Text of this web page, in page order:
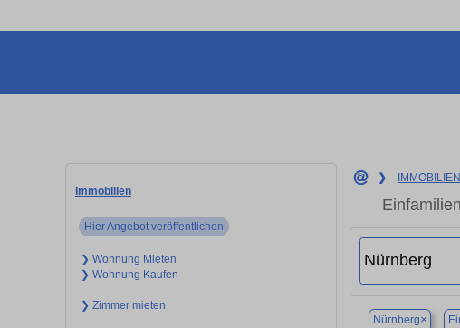
Immobilien
Hier Angebot veröffentlichen
❯ Wohnung Mieten
❯ Wohnung Kaufen
❯ Zimmer mieten
❯ IMMOBILIEN
Nürnberg×